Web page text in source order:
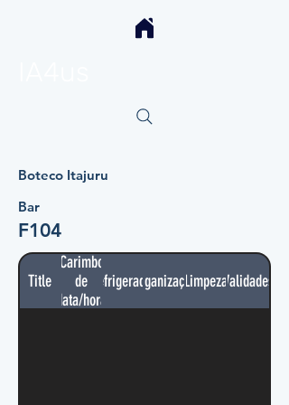
Boteco Itajuru
Bar
F104
Title
Carimbo
de
data/hora
RefrigeradorOrganizaçãoLimpezaValidades